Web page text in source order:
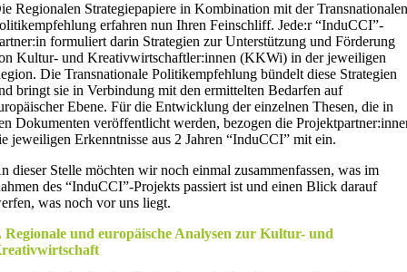
Regionalen Strategiepapiere in Kombination mit der
erfahren nun Ihren Feinschliff. Jede:r “InduCCI”-
formuliert darin Strategien zur Unterstützung und Förderung
Kultur- und Kreativwirtschaftler:innen (KKWi) in der jeweiligen
Die Transnationale Politikempfehlung bündelt diese Strategien
bringt sie in Verbindung mit den ermittelten Bedarfen auf
Ebene. Für die Entwicklung der einzelnen Thesen, die in
Dokumenten veröffentlicht werden, bezogen die
jeweiligen Erkenntnisse aus 2 Jahren “InduCCI” mit ein.
dieser Stelle möchten wir noch einmal zusammenfassen, was im
des “InduCCI”-Projekts passiert ist und einen Blick darauf
was noch vor uns liegt.
Regionale und europäische Analysen zur Kultur- und